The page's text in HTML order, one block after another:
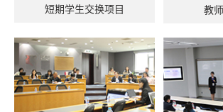
短期学生交换项目 教